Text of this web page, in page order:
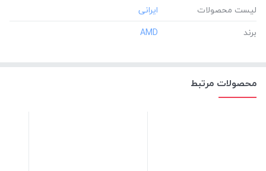
لیست محصولات
برند
‎AMD
محصولات مرتبط